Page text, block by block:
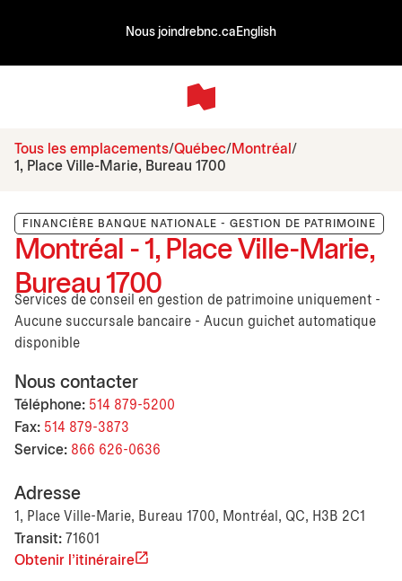
Nous joindrebnc.ca English
Tous les emplacements Québec
Montréal
1, Place Ville-Marie, Bureau 1700
FINANCIÈRE BANQUE NATIONALE - GESTION DE PATRIMOINE
Montréal - 1, Place Ville-Marie,
Bureau 1700
Services de conseil en gestion de patrimoine uniquement -
Aucune succursale bancaire - Aucun guichet automatique
disponible
Nous contacter
Téléphone: 514 879-5200
Fax: 514 879-3873
Service: 866 626-0636
Adresse
1, Place Ville-Marie, Bureau 1700, Montréal, QC, H3B 2C1
Transit: 71601
Obtenir l'itinéraire